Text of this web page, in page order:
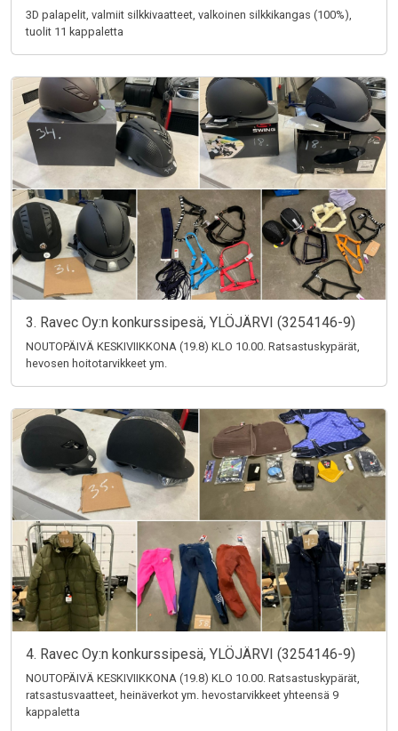
3D palapelit, valmiit silkkivaatteet, valkoinen silkkikangas (100%),
tuolit 11 kappaletta
3. Ravec Oy:n konkurssipesä, YLÖJÄRVI (3254146-9)
NOUTOPÄIVÄ KESKIVIIKKONA (19.8) KLO 10.00. Ratsastuskypärät,
hevosen hoitotarvikkeet ym.
4. Ravec Oy:n konkurssipesä, YLÖJÄRVI (3254146-9)
NOUTOPÄIVÄ KESKIVIIKKONA (19.8) KLO 10.00. Ratsastuskypärät,
ratsastusvaatteet, heinäverkot ym. hevostarvikkeet yhteensä 9
kappaletta